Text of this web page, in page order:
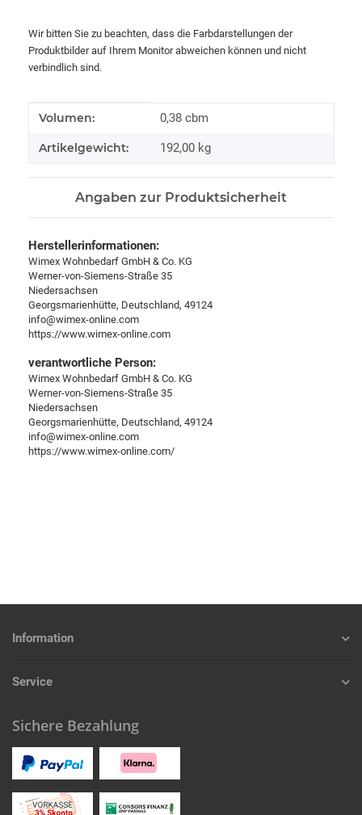
Wir bitten Sie zu beachten, dass die Farbdarstellungen der
Produktbilder auf Ihrem Monitor abweichen können und nicht
verbindlich sind.
Produkteigenschaft
Wert
Volumen: 0,38 cbm
Artikelgewicht: 192,00 kg
Angaben zur Produktsicherheit
Herstellerinformationen:
Wimex Wohnbedarf GmbH & Co. KG
Werner-von-Siemens-Straße 35
Niedersachsen
Georgsmarienhütte, Deutschland, 49124
info@wimex-online.com
https://www.wimex-online.com
verantwortliche Person:
Wimex Wohnbedarf GmbH & Co. KG
Werner-von-Siemens-Straße 35
Niedersachsen
Georgsmarienhütte, Deutschland, 49124
info@wimex-online.com
https://www.wimex-online.com/
Information
Service
Sichere Bezahlung